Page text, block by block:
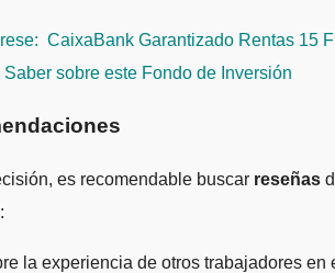
CaixaBank Garantizado Rentas 15
sobre este Fondo de Inversión
es recomendable buscar reseñas
la experiencia de otros trabajadores en